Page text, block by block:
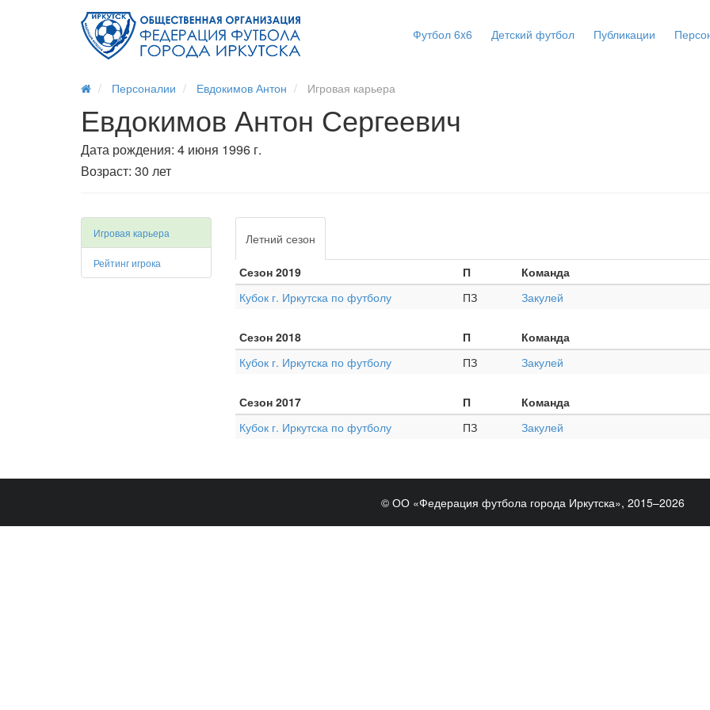
Футбол 6x6 Детский футбол Публикации
Персоналии Евдокимов Антон Игровая карьера
Евдокимов Антон Сергеевич
Дата рождения: 4 июня 1996 г.
Возраст: 30 лет
Игровая карьера
Рейтинг игрока
Летний сезон
Сезон 2019 П Команда
Кубок г. Иркутска по футболу
ПЗ Закулей
Сезон 2018 П Команда
Кубок г. Иркутска по футболу
ПЗ Закулей
Сезон 2017 П Команда
Кубок г. Иркутска по футболу
ПЗ Закулей
© ОО «Федерация футбола города Иркутска», 2015–2026